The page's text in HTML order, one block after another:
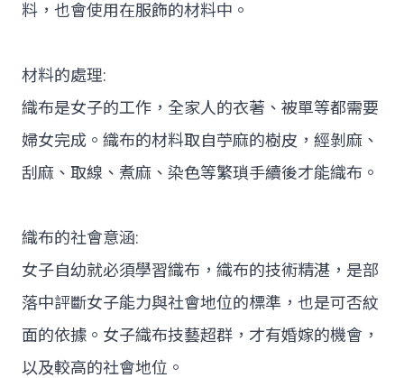
料，也會使用在服飾的材料中。
材料的處理:
織布是女子的工作，全家人的衣著、被單等都需要
婦女完成。織布的材料取自苧麻的樹皮，經剝麻、
刮麻、取線、煮麻、染色等繁瑣手續後才能織布。
織布的社會意涵:
女子自幼就必須學習織布，織布的技術精湛，是部
落中評斷女子能力與社會地位的標準，也是可否紋
面的依據。女子織布技藝超群，才有婚嫁的機會，
以及較高的社會地位。